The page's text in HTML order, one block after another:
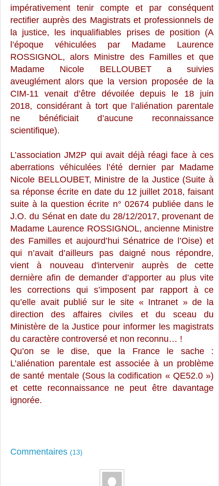
impérativement tenir compte et par conséquent
rectifier auprès des Magistrats et professionnels de
la justice, les inqualifiables prises de position (A
l’époque véhiculées par Madame Laurence
ROSSIGNOL, alors Ministre des Familles et que
Madame Nicole BELLOUBET a suivies
aveuglément alors que la version proposée de la
CIM-11 venait d’être dévoilée depuis le 18 juin
2018, considérant à tort que l’aliénation parentale
ne bénéficiait d’aucune reconnaissance
scientifique).
L’association JM2P qui avait déjà réagi face à ces
aberrations véhiculées l’été dernier par Madame
Nicole BELLOUBET, Ministre de la Justice (Suite à
sa réponse écrite en date du 12 juillet 2018, faisant
suite à la question écrite n° 02674 publiée dans le
J.O. du Sénat en date du 28/12/2017, provenant de
Madame Laurence ROSSIGNOL, ancienne Ministre
des Familles et aujourd’hui Sénatrice de l’Oise) et
qui n’avait d’ailleurs pas daigné nous répondre,
vient à nouveau d'intervenir auprès de cette
dernière afin de demander d’apporter au plus vite
les corrections qui s’imposent par rapport à ce
qu’elle avait publié sur le site « Intranet » de la
direction des affaires civiles et du sceau du
Ministère de la Justice pour informer les magistrats
du caractère controversé et non reconnu… !
Qu’on se le dise, que la France le sache :
L’aliénation parentale est associée à un problème
de santé mentale (Sous la codification « QE52.0 »)
et cette reconnaissance ne peut être davantage
ignorée.
Commentaires (13)